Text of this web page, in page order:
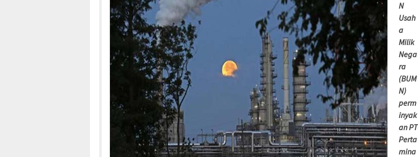
N
Usah
a
Milik
Nega
ra
(BUM
N)
perm
inyak
an PT
Perta
mina